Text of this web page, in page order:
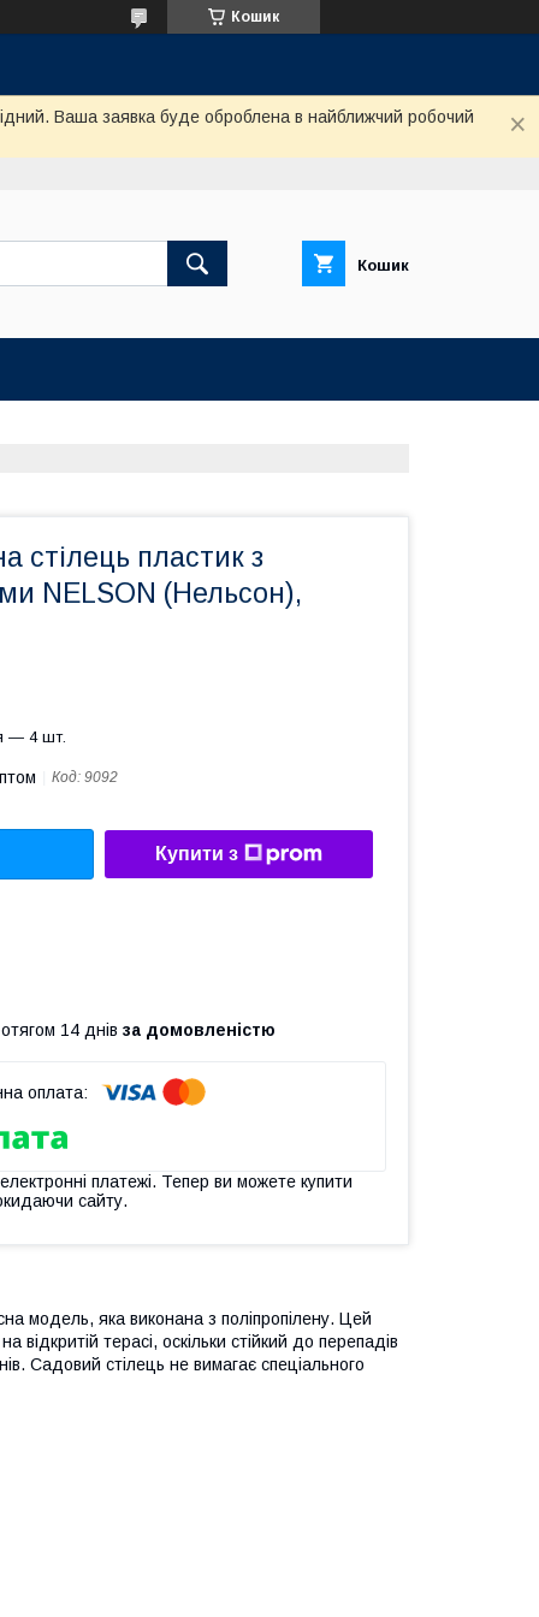
Кошик
Ваша заявка буде оброблена в найближчий робочий
Кошик
стілець пластик з
NELSON (Нельсон),
— 4 шт.
Код: 9092
Купити з
14 днів за домовленістю
платежі. Тепер ви можете купити
сайту.
модель, яка виконана з поліпропілену. Цей
терасі, оскільки стійкий до перепадів
Садовий стілець не вимагає спеціального